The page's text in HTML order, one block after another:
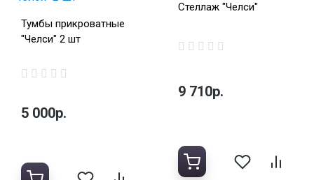
Тумбы прикроватные
"Челси" 2 шт
5 000р.
Стеллаж "Челси"
9 710р.